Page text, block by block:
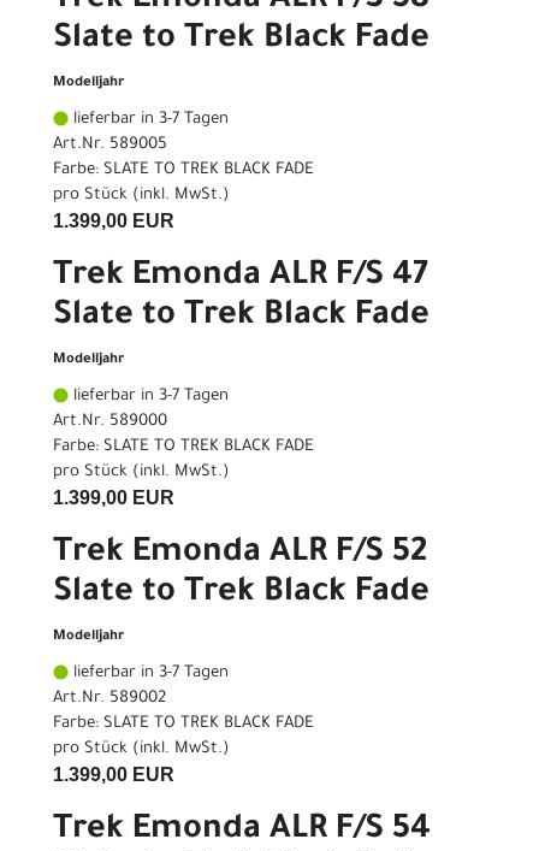
Slate to Trek Black Fade
Modelljahr
lieferbar in 3-7 Tagen
Art.Nr. 589005
Farbe: SLATE TO TREK BLACK FADE
pro Stück (inkl. MwSt.)
1.399,00 EUR
Trek Emonda ALR F/S 47
Slate to Trek Black Fade
Modelljahr
lieferbar in 3-7 Tagen
Art.Nr. 589000
Farbe: SLATE TO TREK BLACK FADE
pro Stück (inkl. MwSt.)
1.399,00 EUR
Trek Emonda ALR F/S 52
Slate to Trek Black Fade
Modelljahr
lieferbar in 3-7 Tagen
Art.Nr. 589002
Farbe: SLATE TO TREK BLACK FADE
pro Stück (inkl. MwSt.)
1.399,00 EUR
Trek Emonda ALR F/S 54